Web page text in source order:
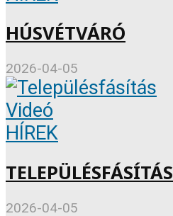
HÚSVÉTVÁRÓ
2026-04-05
Videó
HÍREK
TELEPÜLÉSFÁSÍTÁS
2026-04-05